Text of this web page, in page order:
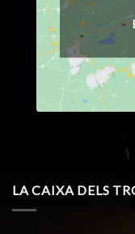
LA CAIXA DELS